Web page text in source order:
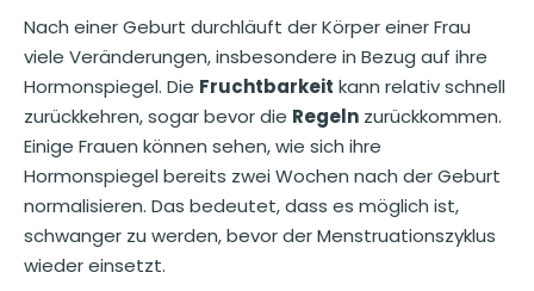
Nach einer Geburt durchläuft der Körper einer Frau
viele Veränderungen, insbesondere in Bezug auf ihre
Hormonspiegel. Die Fruchtbarkeit kann relativ schnell
zurückkehren, sogar bevor die Regeln zurückkommen.
Einige Frauen können sehen, wie sich ihre
Hormonspiegel bereits zwei Wochen nach der Geburt
normalisieren. Das bedeutet, dass es möglich ist,
schwanger zu werden, bevor der Menstruationszyklus
wieder einsetzt.